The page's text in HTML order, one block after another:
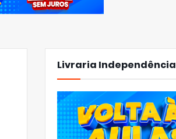
Livraria Independência